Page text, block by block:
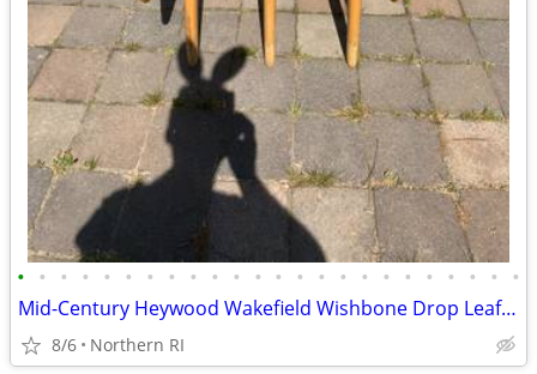
• • • • • • • • • • • • • • • • • • • • • • • •
Mid-Century Heywood Wakefield Wishbone Drop Leaf Dining table A476
8/6 Northern RI